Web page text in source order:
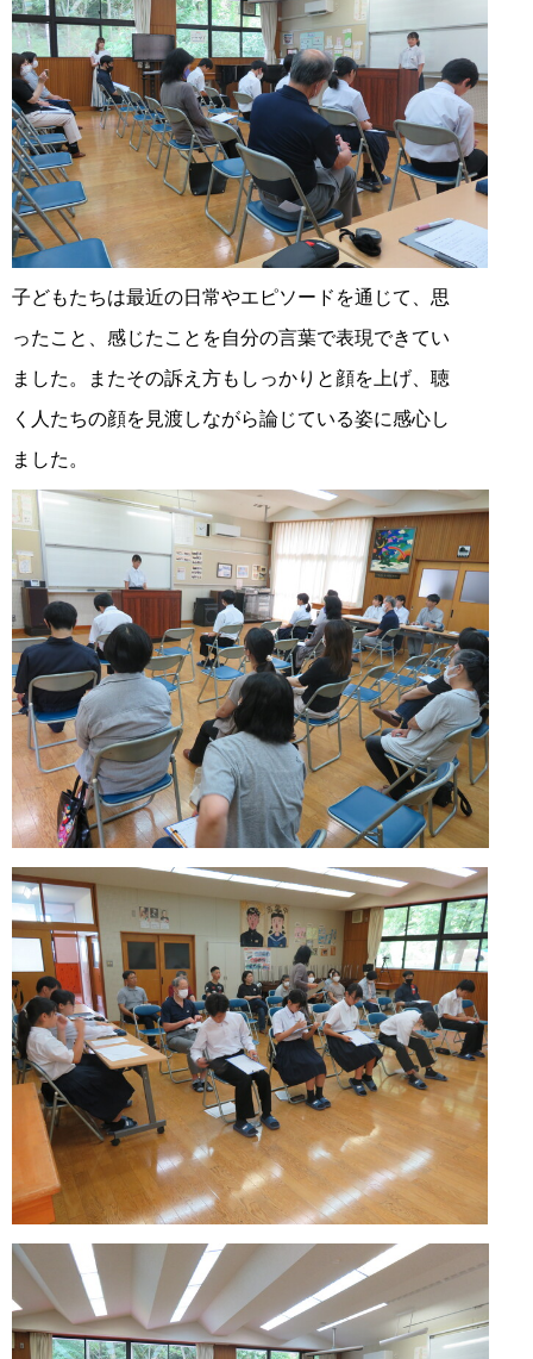
子どもたちは最近の日常やエピソードを通じて、思
ったこと、 感じたことを自分の言葉で表現できてい
ま した。またその訴え方もしっかりと顔を上げ、聴
く 人たちの顔を見渡しながら論じている姿に感心し
ました。